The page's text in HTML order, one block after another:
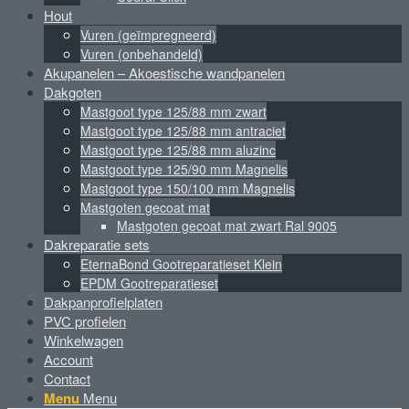
Hout
Vuren (geïmpregneerd)
Vuren (onbehandeld)
Akupanelen – Akoestische wandpanelen
Dakgoten
Mastgoot type 125/88 mm zwart
Mastgoot type 125/88 mm antraciet
Mastgoot type 125/88 mm aluzinc
Mastgoot type 125/90 mm Magnelis
Mastgoot type 150/100 mm Magnelis
Mastgoten gecoat mat
Mastgoten gecoat mat zwart Ral 9005
Dakreparatie sets
EternaBond Gootreparatieset Klein
EPDM Gootreparatieset
Dakpanprofielplaten
PVC profielen
Winkelwagen
Account
Contact
Menu Menu